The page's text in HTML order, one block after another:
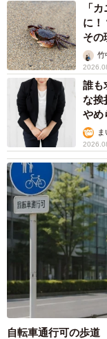
「
に
その
竹
誰も
な挨
やめ
自転車通行可の歩